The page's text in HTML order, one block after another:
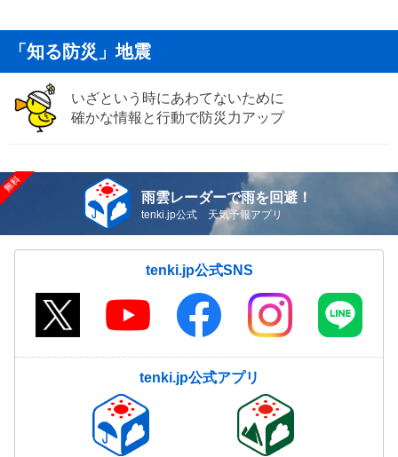
「知る防災」地震
いざという時にあわてないために
確かな情報と行動で防災力アップ
雨雲レーダーで雨を回避！
tenki.jp公式 天気予報アプリ
tenki.jp公式SNS
tenki.jp公式アプリ